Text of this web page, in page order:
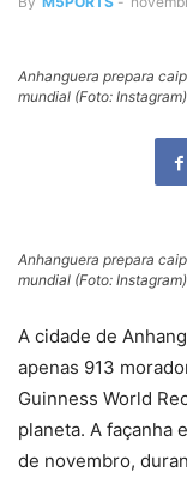
Anhanguera prepara
mundial (Foto: Instagram)
Anhanguera prepara
mundial (Foto: Instagram)
A cidade de
apenas 913
Guinness World
planeta. A façanha
de novembro,